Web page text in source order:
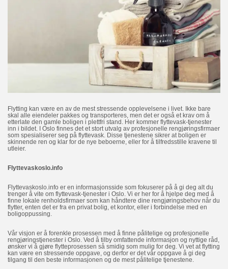
Flytting kan være en av de mest stressende opplevelsene i livet. Ikke bare
skal alle eiendeler pakkes og transporteres, men det er også et krav om å
etterlate den gamle boligen i plettfri stand. Her kommer flyttevask-tjenester
inn i bildet. I Oslo finnes det et stort utvalg av profesjonelle rengjøringsfirmaer
som spesialiserer seg på flyttevask. Disse tjenestene sikrer at boligen er
skinnende ren og klar for de nye beboerne, eller for å tilfredsstille kravene til
utleier.
Flyttevaskoslo.info
Flyttevaskoslo.info er en informasjonsside som fokuserer på å gi deg alt du
trenger å vite om flyttevask-tjenester i Oslo. Vi er her for å hjelpe deg med å
finne lokale renholdsfirmaer som kan håndtere dine rengjøringsbehov når du
flytter, enten det er fra en privat bolig, et kontor, eller i forbindelse med en
boligoppussing.
Vår visjon er å forenkle prosessen med å finne pålitelige og profesjonelle
rengjøringstjenester i Oslo. Ved å tilby omfattende informasjon og nyttige råd,
ønsker vi å gjøre flytteprosessen så smidig som mulig for deg. Vi vet at flytting
kan være en stressende oppgave, og derfor er det vår oppgave å gi deg
tilgang til den beste informasjonen og de mest pålitelige tjenestene.